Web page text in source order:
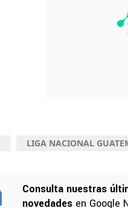
LIGA NACIONAL
Consulta nuestras
novedades en Google